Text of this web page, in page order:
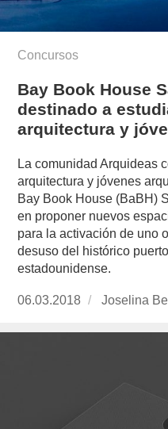
Concursos
Bay Book House
destinado a
arquitectura y
La comunidad Arquideas
arquitectura y jóvenes
Bay Book House (BaBH)
en proponer nuevos
para la activación de uno
desuso del histórico
estadounidense.
Publicado
06.03.2018
https://
Joselina